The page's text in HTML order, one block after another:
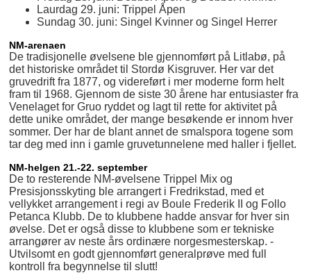
Laurdag 29. juni: Trippel Åpen
Sundag 30. juni: Singel Kvinner og Singel Herrer
NM-arenaen
De tradisjonelle øvelsene ble gjennomført på Litlabø, på
det historiske området til Stordø Kisgruver. Her var det
gruvedrift fra 1877, og videreført i mer moderne form helt
fram til 1968. Gjennom de siste 30 årene har entusiaster fra
Venelaget for Gruo ryddet og lagt til rette for aktivitet på
dette unike området, der mange besøkende er innom hver
sommer. Der har de blant annet de smalspora togene som
tar deg med inn i gamle gruvetunnelene med haller i fjellet.
NM-helgen 21.-22. september
De to resterende NM-øvelsene Trippel Mix og
Presisjonsskyting ble arrangert i Fredrikstad, med et
vellykket arrangement i regi av Boule Frederik II og Follo
Petanca Klubb. De to klubbene hadde ansvar for hver sin
øvelse. Det er også disse to klubbene som er tekniske
arrangører av neste års ordinære norgesmesterskap. -
Utvilsomt en godt gjennomført generalprøve med full
kontroll fra begynnelse til slutt!